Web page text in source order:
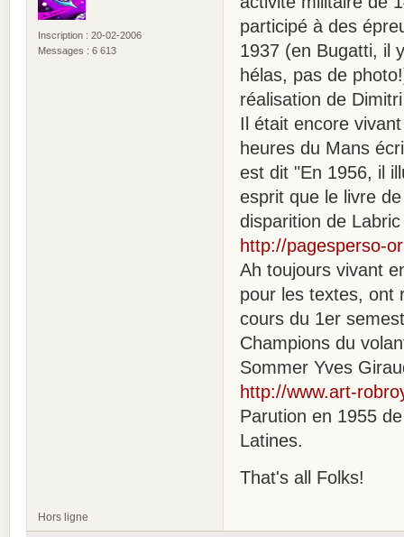
Inscription : 20-02-2006
Messages : 6 613
participé à des
1937 (en Bugatti, il
hélas, pas de
réalisation de
Il était encore
heures du Mans
est dit "En 1956, il
esprit que le livre
disparition de
http://pagesperso-
Ah toujours vivant
pour les textes, ont
cours du 1er
Champions du
Sommer Yves
http://www.art-
Parution en 1955
Latines.
That's all Folks!
Hors ligne